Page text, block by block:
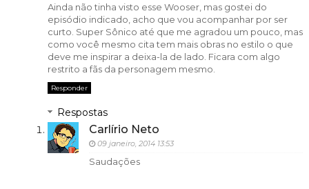
Ainda não tinha visto esse Wooser, mas gostei do
episódio indicado, acho que vou acompanhar por ser
curto. Super Sônico até que me agradou um pouco, mas
como você mesmo cita tem mais obras no estilo o que
deve me inspirar a deixa-la de lado. Ficara com algo
restrito a fãs da personagem mesmo.
Responder
Respostas
Carlírio Neto
09 janeiro, 2014 13:53
Saudações